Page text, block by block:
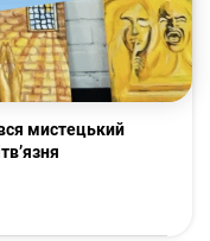
мистецький